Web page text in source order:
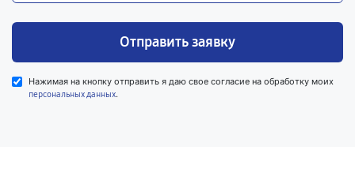
Отправить заявку
Нажимая на кнопку отправить я даю свое согласие на обработку моих
персональных данных.